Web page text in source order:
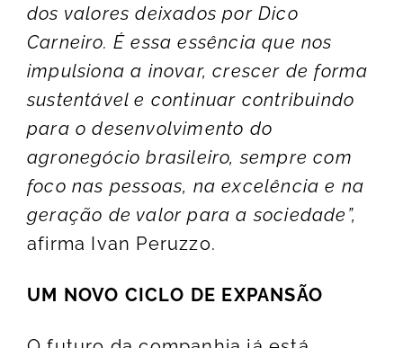
dos valores deixados por Dico
Carneiro. É essa essência que nos
impulsiona a inovar, crescer de forma
sustentável e continuar contribuindo
para o desenvolvimento do
agronegócio brasileiro, sempre com
foco nas pessoas, na excelência e na
geração de valor para a sociedade”,
afirma Ivan Peruzzo.
UM NOVO CICLO DE EXPANSÃO